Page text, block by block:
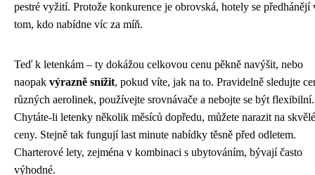
pestré vyžití. Protože konkurence je obrovská, hotely se předhánějí
tom, kdo nabídne víc za míň.
Teď k letenkám – ty dokážou celkovou cenu pěkně navýšit, nebo
naopak výrazně snížit, pokud víte, jak na to. Pravidelně sledujte
různých aerolinek, používejte srovnávače a nebojte se být flexibilní.
Chytáte-li letenky několik měsíců dopředu, můžete narazit na skvělé
ceny. Stejně tak fungují last minute nabídky těsně před odletem.
Charterové lety, zejména v kombinaci s ubytováním, bývají často
výhodné.